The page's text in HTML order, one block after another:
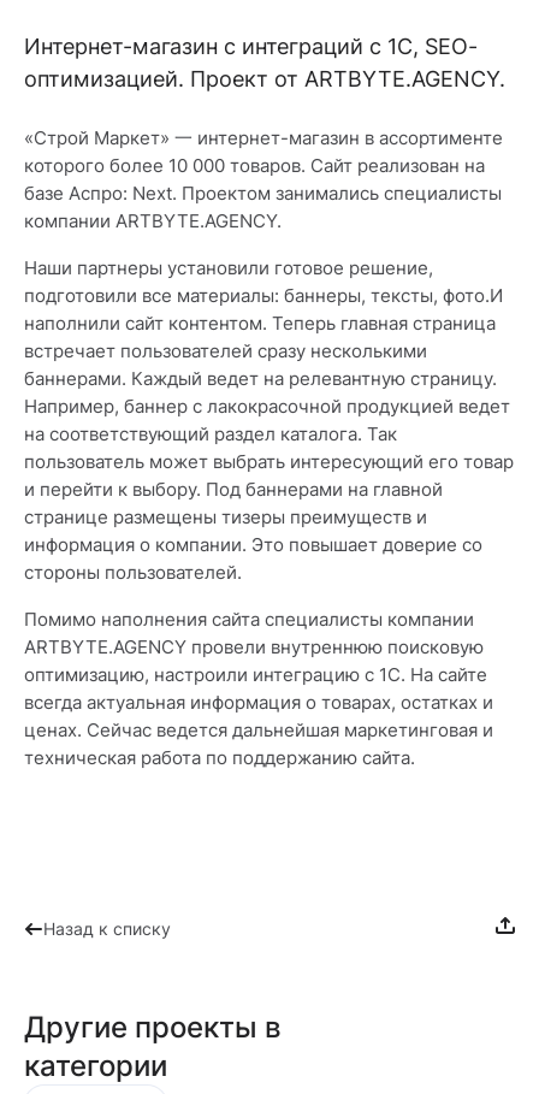
Интернет-магазин с интеграций с 1С, SEO-
оптимизацией. Проект от ARTBYTE.AGENCY.
«Строй Маркет» 一 интернет-магазин в ассортименте
которого более 10 000 товаров. Сайт реализован на
базе Аспро: Next. Проектом занимались специалисты
компании ARTBYTE.AGENCY.
Наши партнеры установили готовое решение,
подготовили все материалы: баннеры, тексты, фото.И
наполнили сайт контентом. Теперь главная страница
встречает пользователей сразу несколькими
баннерами. Каждый ведет на релевантную страницу.
Например, баннер с лакокрасочной продукцией ведет
на соответствующий раздел каталога. Так
пользователь может выбрать интересующий его товар
и перейти к выбору. Под баннерами на главной
странице размещены тизеры преимуществ и
информация о компании. Это повышает доверие со
стороны пользователей.
Помимо наполнения сайта специалисты компании
ARTBYTE.AGENCY провели внутреннюю поисковую
оптимизацию, настроили интеграцию с 1С. На сайте
всегда актуальная информация о товарах, остатках и
ценах. Сейчас ведется дальнейшая маркетинговая и
техническая работа по поддержанию сайта.
Назад к списку
Другие проекты в
категории